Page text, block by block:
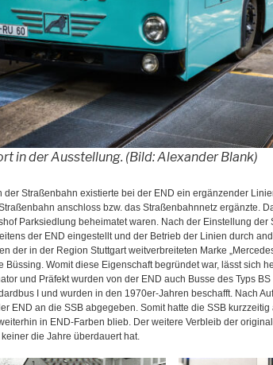
in der Ausstellung. (Bild: Alexander Blank)
Straßenbahn existierte bei der END ein ergänzender
anschloss bzw. das Straßenbahnnetz ergänzte.
Parksiedlung beheimatet waren. Nach der Einstellung
der END eingestellt und der Betrieb der Linien durch
der in der Region Stuttgart weitverbreiteten Marke
Büssing. Womit diese Eigenschaft begründet war, lässt sich
und Präfekt wurden von der END auch Busse des Typs
I und wurden in den 1970er-Jahren beschafft. Nach
END an die SSB abgegeben. Somit hatte die SSB
in END-Farben blieb. Der weitere Verbleib der
die Jahre überdauert hat.